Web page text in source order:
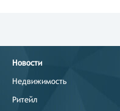
Новости
Недвижимость
Ритейл